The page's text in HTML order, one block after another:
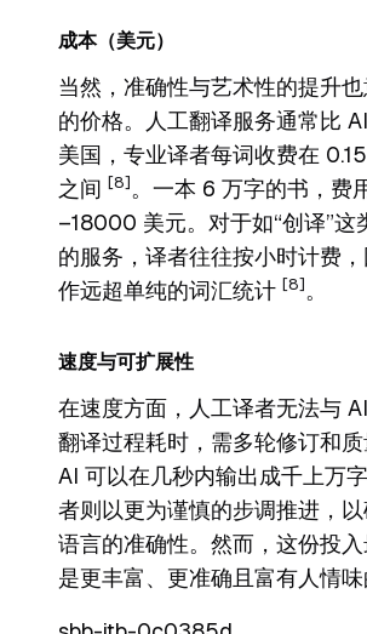
成本（美元）
当然，准确性与艺术性的提升
的价格。人工翻译服务通常比
美国，专业译者每词收费在
之间 [8] 。一本 6 万字的书，费
–18000 美元。对于如“创译”这
的服务，译者往往按小时计费
作远超单纯的词汇统计 [8] 。
速度与可扩展性
在速度方面，人工译者无法与
翻译过程耗时，需多轮修订和
AI 可以在几秒内输出成千上万
者则以更为谨慎的步调推进，
语言的准确性。然而，这份投
是更丰富、更准确且富有人情味